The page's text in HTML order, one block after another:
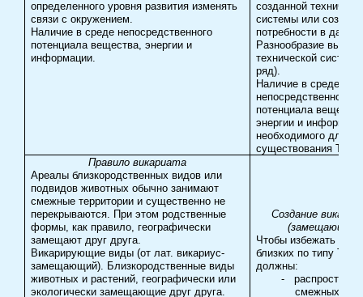
определенного уровня развития изменять
связи с окружением.
Наличие в среде непосредственного
потенциала вещества, энергии и
информации.
созданной
системы или
потребности в
Разнообразие
технической
ряд).
Наличие в среде
непосредственного
потенциала
энергии и
необходимого для
существования ТС.
Правило викариата
Ареалы близкородственных видов или
подвидов животных обычно занимают
смежные территории и существенно не
перекрываются. При этом родственные
формы, как правило, географически
замещают друг друга.
Викарирующие виды (от лат. викариус-
замещающий). Близкородственные виды
животных и растений, географически или
экологически замещающие друг друга.
Создание
(замещающих)
Чтобы избежать
близких по типу ТС,
должны:
-
смежных, не